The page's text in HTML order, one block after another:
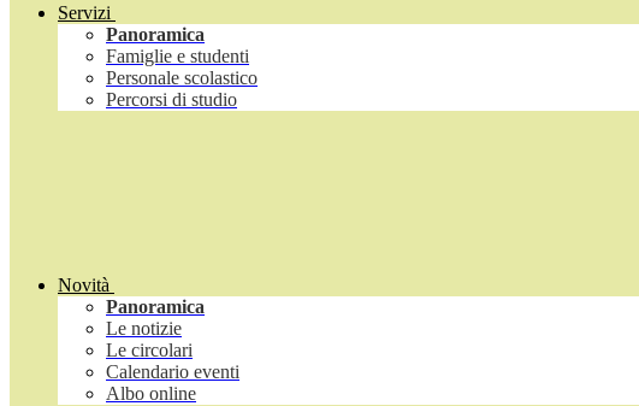
Servizi
Panoramica
Famiglie e studenti
Personale scolastico
Percorsi di studio
Novità
Panoramica
Le notizie
Le circolari
Calendario eventi
Albo online